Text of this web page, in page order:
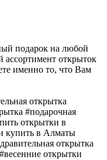
подарок на любой
открыток
именно то, что Вам
открытка
#подарочная
открытки в
купить в Алматы
открытка
открытки